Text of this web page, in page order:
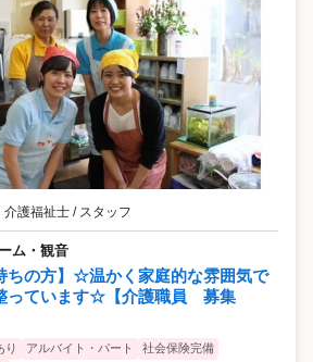
介護福祉士 / スタッフ
ム・観音
ちの方】☆温かく家庭的な雰囲気で
っています☆【介護職員 募集
り アルバイト・パート
社会保険完備